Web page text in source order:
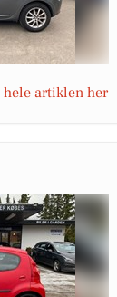
artiklen her